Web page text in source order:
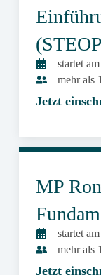
Jetzt
startet
mehr als
Jetzt
MP
startet
mehr als